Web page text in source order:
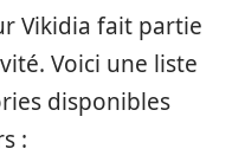
Vikidia fait partie
Voici une liste
disponibles
: